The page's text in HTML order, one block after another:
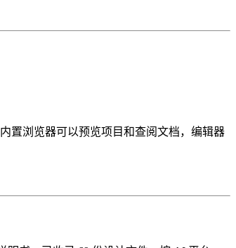
置浏览器可以预览项目和查阅文档，编辑器